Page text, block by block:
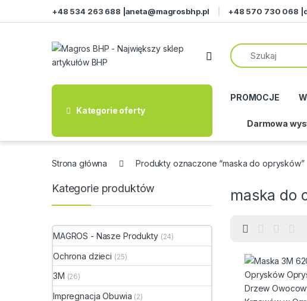
+48 534 263 688 | aneta@magrosbhp.pl +48 570 730 068 |
Kategorie oferty
PROMOCJE
Darmowa
Strona główna Produkty oznaczone “maska do oprysków”
maska do
Kategorie produktów
MAGROS - Nasze Produkty (24)
Ochrona dzieci (25)
3M (26)
Impregnacja Obuwia (2)